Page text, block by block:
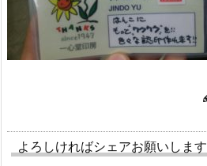
よろしければシェアお願いします